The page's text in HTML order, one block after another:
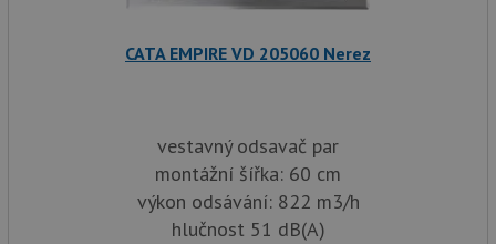
CATA EMPIRE VD 205060 Nerez
vestavný odsavač par
montážní šířka: 60 cm
výkon odsávání: 822 m3/h
hlučnost 51 dB(A)